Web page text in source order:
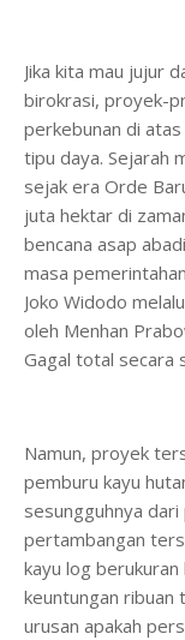
Jika kita mau jujur
birokrasi, proyek-
perkebunan di
tipu daya. Sejarah
sejak era Orde
juta hektar di
bencana asap
masa
Joko Widodo
oleh Menhan
Gagal total secara
Namun, proyek
pemburu kayu
sesungguhnya
pertambangan
kayu log
keuntungan ribuan
urusan apakah